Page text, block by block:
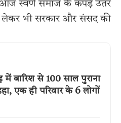
आज स्वर्ण समाज के कपड़े उतर
भी सरकार और संसद की
में बारिश से 100 साल पुराना
एक ही परिवार के 6 लोगों